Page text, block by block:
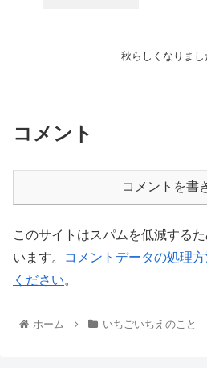
秋らしくなりまし
コメント
コメントを書
このサイトはスパムを低減する
います。
コメントデータの処理
ください。
ホーム いちごいちえのこと